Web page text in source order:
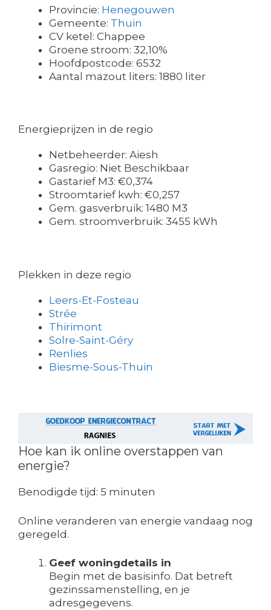
Provincie: Henegouwen
Gemeente: Thuin
CV ketel: Chappee
Groene stroom: 32,10%
Hoofdpostcode: 6532
Aantal mazout liters: 1880 liter
Energieprijzen in de regio
Netbeheerder: Aiesh
Gasregio: Niet Beschikbaar
Gastarief M3: €0,374
Stroomtarief kwh: €0,257
Gem. gasverbruik: 1480 M3
Gem. stroomverbruik: 3455 kWh
Plekken in deze regio
Leers-Et-Fosteau
Strée
Thirimont
Solre-Saint-Géry
Renlies
Biesme-Sous-Thuin
Hoe kan ik online overstappen van
energie?
Benodigde tijd: 5 minuten
Online veranderen van energie vandaag nog
geregeld.
Geef woningdetails in
Begin met de basisinfo. Dat betreft
gezinssamenstelling, en je
adresgegevens.